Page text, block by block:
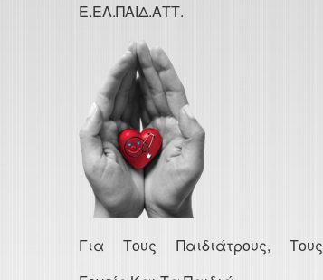
Ε.ΕΛ.ΠΑΙΔ.ΑΤΤ.
Για Τους Παιδιάτρους, Τους